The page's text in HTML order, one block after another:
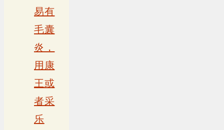
易有
毛囊
炎，
用康
王或
者采
乐